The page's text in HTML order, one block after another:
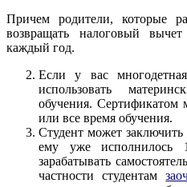
Причем родители, которые
возвращать налоговый
каждый год.
Если у вас
использовать
обучения. Сертификатом
или все время обучения.
Студент может заключить
ему уже
зарабатывать
частности студентам